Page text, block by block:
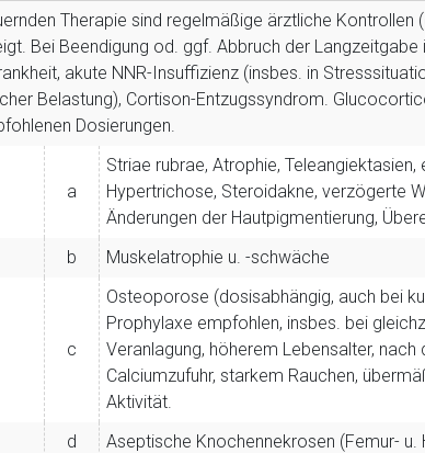
Therapie sind regelmäßige ärztliche
Bei Beendigung od. ggf. Abbruch der
akute NNR-Insuffizienz (insbes. in
Belastung), Cortison-Entzugssyndrom.
Dosierungen.
a
Striae rubrae, Atrophie,
Hypertrichose, Steroidakne, verzögerte
Änderungen der Hautpigmentierung,
b Muskelatrophie u. -schwäche
c
Osteoporose (dosisabhängig, auch bei
Prophylaxe empfohlen, insbes. bei
Veranlagung, höherem Lebensalter,
Calciumzufuhr, starkem Rauchen,
Aktivität.
d
Aseptische Knochennekrosen (Femur- u.